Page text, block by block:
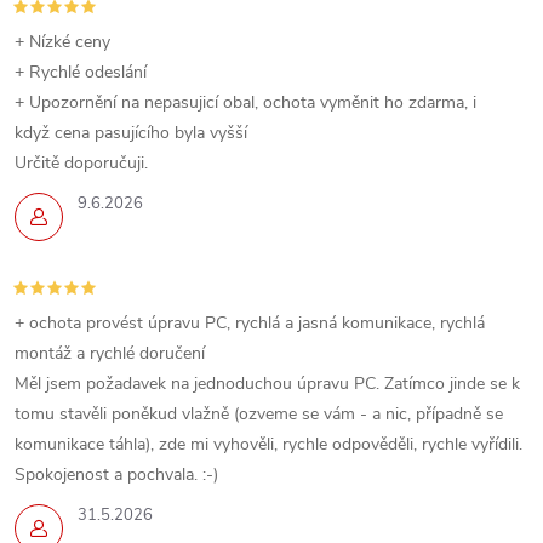
v
k
y
v
ý
p
i
s
u
9.6.2026
+ Nízké ceny
+ Rychlé odeslání
+ Upozornění na nepasujicí obal, ochota vyměnit ho zdarma, i
když cena pasujícího byla vyšší
Určitě doporučuji.
31.5.2026
+ ochota provést úpravu PC, rychlá a jasná komunikace, rychlá
montáž a rychlé doručení
Měl jsem požadavek na jednoduchou úpravu PC. Zatímco jinde se k
tomu stavěli poněkud vlažně (ozveme se vám - a nic, případně se
komunikace táhla), zde mi vyhověli, rychle odpověděli, rychle vyřídili.
Spokojenost a pochvala. :-)